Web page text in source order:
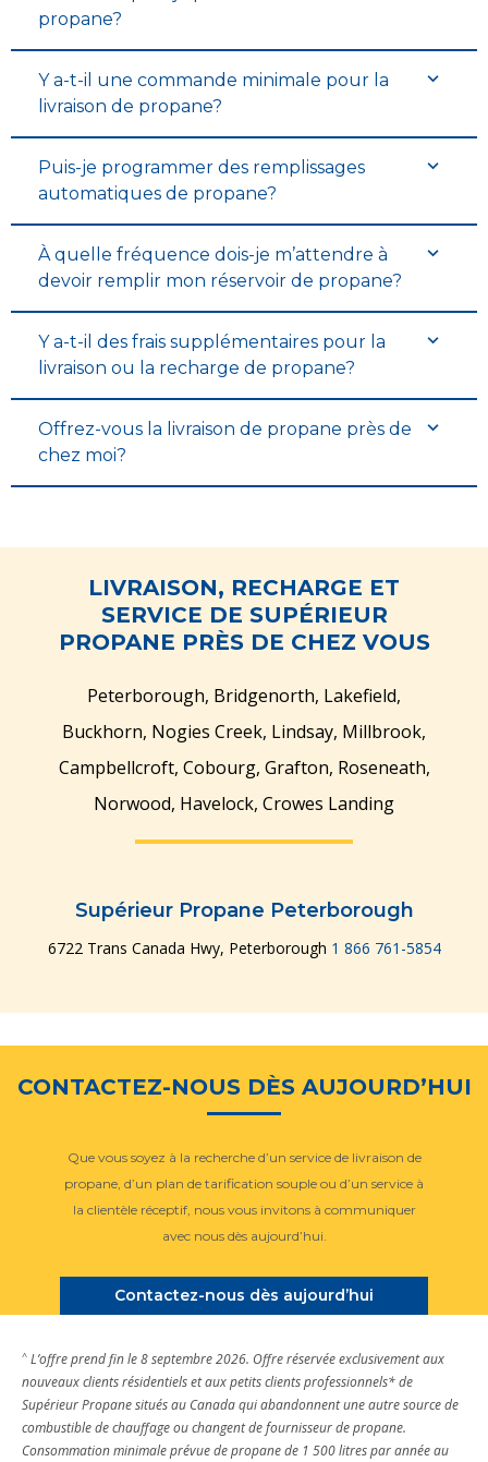
propane?
Y a-t-il une commande minimale pour la
livraison de propane?
Puis-je programmer des remplissages
automatiques de propane?
À quelle fréquence dois-je m’attendre à
devoir remplir mon réservoir de propane?
Y a-t-il des frais supplémentaires pour la
livraison ou la recharge de propane?
Offrez-vous la livraison de propane près de
chez moi?
LIVRAISON, RECHARGE ET
SERVICE DE SUPÉRIEUR
PROPANE PRÈS DE CHEZ VOUS
Peterborough, Bridgenorth, Lakefield,
Buckhorn, Nogies Creek, Lindsay, Millbrook,
Campbellcroft, Cobourg, Grafton, Roseneath,
Norwood, Havelock, Crowes Landing
Supérieur Propane Peterborough
6722 Trans Canada Hwy, Peterborough 1 866 761-5854
CONTACTEZ-NOUS DÈS AUJOURD’HUI
Que vous soyez à la recherche d’un service de livraison de
propane, d’un plan de tarification souple ou d’un service à
la clientèle réceptif, nous vous invitons à communiquer
avec nous dès aujourd’hui.
Contactez-nous dès aujourd’hui
^ L’offre prend fin le 8 septembre 2026. Offre réservée exclusivement aux
nouveaux clients résidentiels et aux petits clients professionnels* de
Supérieur Propane situés au Canada qui abandonnent une autre source de
combustible de chauffage ou changent de fournisseur de propane.
Consommation minimale prévue de propane de 1 500 litres par année au